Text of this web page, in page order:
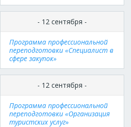
- 12 сентября -
Программа профессиональной
переподготовки «Специалист в
сфере закупок»
- 12 сентября -
Программа профессиональной
переподготовки «Организация
туристских услуг»